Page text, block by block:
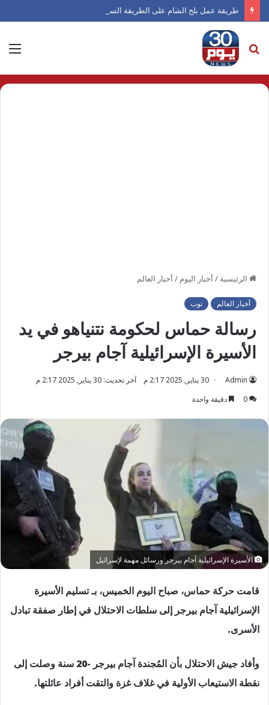
طريقة عمل بلح الشام على الطريقة السورية
بحث
عن
الرئيسية / أخبار اليوم / أخبار العالم
أخبار العالم توب
رسالة حماس لحكومة نتنياهو في يد
الأسيرة الإسرائيلية آجام بيرجر
Admin 30 يناير, 2025 2:17 م
آخر تحديث: 30 يناير, 2025 2:17 م
0
دقيقة واحدة
الأسيرة الإسرائيلية آجام بيرجر ورسائل مهمة لإسرائيل
قامت حركة حماس، صباح اليوم الخميس، بـ تسليم الأسيرة
الإسرائيلية آجام بيرجر إلى سلطات الاحتلال في إطار صفقة تبادل
الأسرى.
وأفاد جيش الاحتلال بأن المُجندة آجام بيرجر -20 سنة وصلت إلى
نقطة الاستيعاب الأولية في غلاف غزة والتقت أفراد عائلتها.